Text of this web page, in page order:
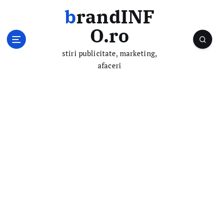
brandINF
O.ro
stiri publicitate, marketing,
afaceri